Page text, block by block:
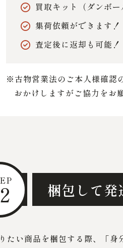
買取キット（ダンボ
集荷依頼ができます
査定後に返却も可能！
※古物営業法のご本人様確認
おかけしますがご協力をお
梱包して発
たい商品を梱包する際、「